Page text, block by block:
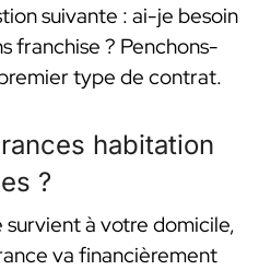
suivante : ai-je besoin
franchise ? Penchons-
type de contrat.
habitation
?
survient à votre domicile,
va financièrement